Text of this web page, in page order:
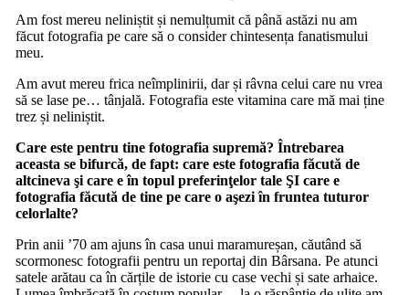
Am fost mereu neliniștit și nemulțumit că până astăzi nu am
făcut fotografia pe care să o consider chintesența fanatismului
meu.
Am avut mereu frica neîmplinirii, dar și râvna celui care nu vrea
să se lase pe… tânjală. Fotografia este vitamina care mă mai ține
trez și neliniștit.
Care este pentru tine fotografia supremă? Întrebarea
aceasta se bifurcă, de fapt: care este fotografia făcută de
altcineva şi care e în topul preferinţelor tale ŞI care e
fotografia făcută de tine pe care o aşezi în fruntea tuturor
celorlalte?
Prin anii ’70 am ajuns în casa unui maramureșan, căutând să
scormonesc fotografii pentru un reportaj din Bârsana. Pe atunci
satele arătau ca în cărțile de istorie cu case vechi și sate arhaice.